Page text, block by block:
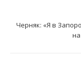
Черняк: «Я в